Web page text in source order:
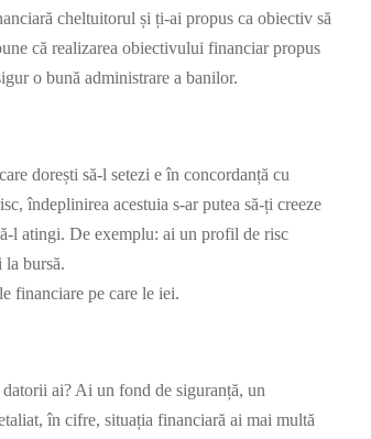
cheltuitorul și ți-ai propus ca obiectiv să
că realizarea obiectivului financiar propus
o bună administrare a banilor.
dorești să-l setezi e în concordanță cu
îndeplinirea acestuia s-ar putea să-ți creeze
l atingi. De exemplu: ai un profil de risc
bursă.
financiare pe care le iei.
ai? Ai un fond de siguranță, un
în cifre, situația financiară ai mai multă